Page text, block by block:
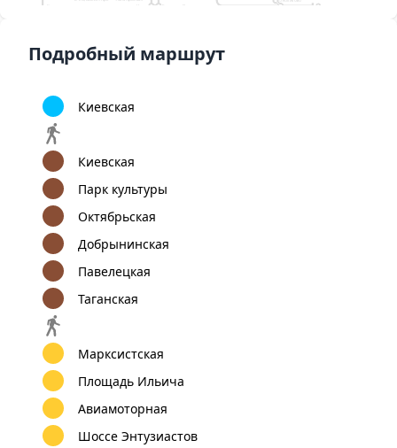
2
Подробный маршрут
Киевская
Киевская
Парк культуры
Октябрьская
Добрынинская
Павелецкая
Таганская
Марксистская
Площадь Ильича
Авиамоторная
Шоссе Энтузиастов